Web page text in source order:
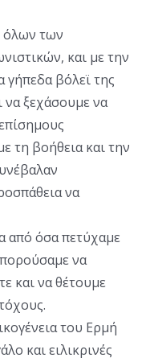
όλων των
και με την
βόλεϊ της
να ξεχάσουμε να
τη βοήθεια και την
να
από όσα πετύχαμε
να
και να θέτουμε
του Ερμή
και ειλικρινές